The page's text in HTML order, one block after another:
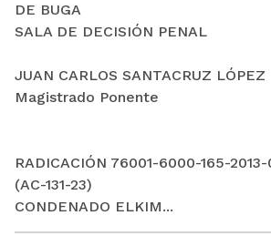
DE BUGA
SALA DE DECISIÓN PENAL
JUAN CARLOS SANTACRUZ LÓPEZ
Magistrado Ponente
RADICACIÓN 76001-6000-165-
(AC-131-23)
CONDENADO ELKIM...